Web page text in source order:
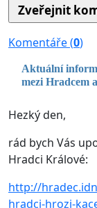
Komentáře (0)
Aktuální
mezi Hradcem
Hezký den,
rád bych Vás
Hradci Králové:
http://
hradci-hrozi-